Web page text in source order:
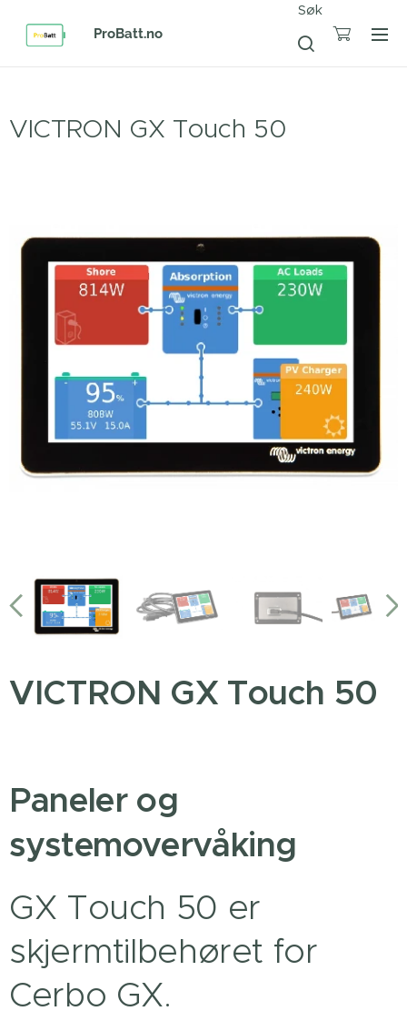
ProBatt.no
Søk
VICTRON GX Touch 50
VICTRON GX Touch 50
Paneler og
systemovervåking
GX Touch 50 er
skjermtilbehøret for
Cerbo GX.